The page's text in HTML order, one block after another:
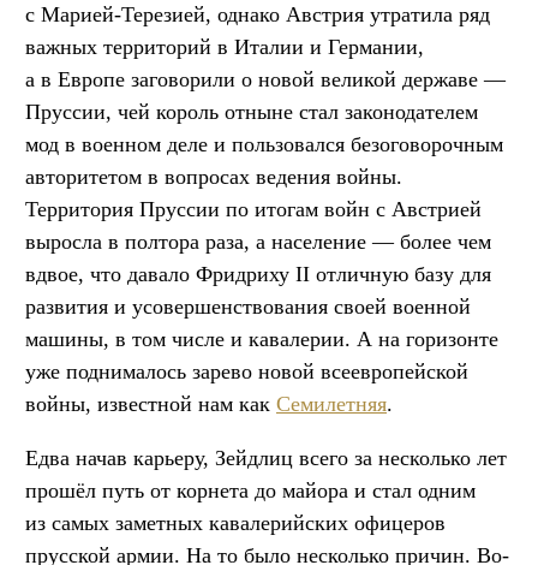
с Марией-Терезией, однако Австрия утратила ряд
важных территорий в Италии и Германии,
а в Европе заговорили о новой великой державе —
Пруссии, чей король отныне стал законодателем
мод в военном деле и пользовался безоговорочным
авторитетом в вопросах ведения войны.
Территория Пруссии по итогам войн с Австрией
выросла в полтора раза, а население — более чем
вдвое, что давало Фридриху II отличную базу для
развития и усовершенствования своей военной
машины, в том числе и кавалерии. А на горизонте
уже поднималось зарево новой всеевропейской
войны, известной нам как Семилетняя.
Едва начав карьеру, Зейдлиц всего за несколько лет
прошёл путь от корнета до майора и стал одним
из самых заметных кавалерийских офицеров
прусской армии. На то было несколько причин. Во-